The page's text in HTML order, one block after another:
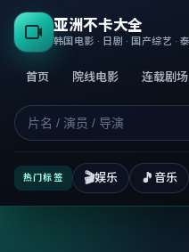
亚洲不卡大全
首页 院线电影 连载剧场
热门标签 🎬娱乐 🎵 音乐